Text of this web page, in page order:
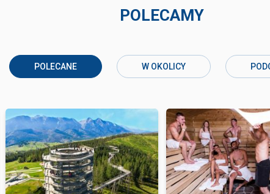
POLECAMY
POLECANE W OKOLICY